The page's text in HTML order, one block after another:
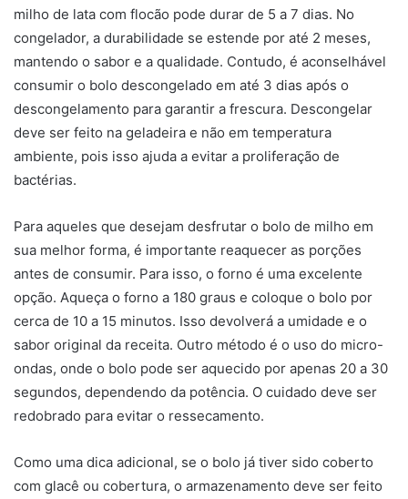
milho de lata com flocão pode durar de 5 a 7 dias. No
congelador, a durabilidade se estende por até 2 meses,
mantendo o sabor e a qualidade. Contudo, é aconselhável
consumir o bolo descongelado em até 3 dias após o
descongelamento para garantir a frescura. Descongelar
deve ser feito na geladeira e não em temperatura
ambiente, pois isso ajuda a evitar a proliferação de
bactérias.
Para aqueles que desejam desfrutar o bolo de milho em
sua melhor forma, é importante reaquecer as porções
antes de consumir. Para isso, o forno é uma excelente
opção. Aqueça o forno a 180 graus e coloque o bolo por
cerca de 10 a 15 minutos. Isso devolverá a umidade e o
sabor original da receita. Outro método é o uso do micro-
ondas, onde o bolo pode ser aquecido por apenas 20 a 30
segundos, dependendo da potência. O cuidado deve ser
redobrado para evitar o ressecamento.
Como uma dica adicional, se o bolo já tiver sido coberto
com glacê ou cobertura, o armazenamento deve ser feito